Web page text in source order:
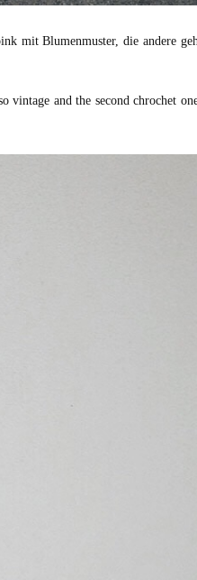
mit Blumenmuster, die andere
and the second chrochet